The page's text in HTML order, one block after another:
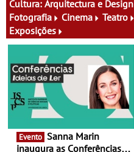
atividades para toda a
família e muito mais
Cultura: Arquitectura e Design
Fotografia
Cinema Teatro
Exposições
Evento
inaugura as Conferências